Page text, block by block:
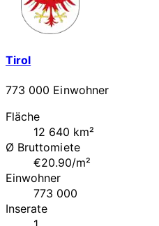
Tirol
773 000 Einwohner
Fläche
12 640 km²
Ø Bruttomiete
€20.90/m²
Einwohner
773 000
Inserate